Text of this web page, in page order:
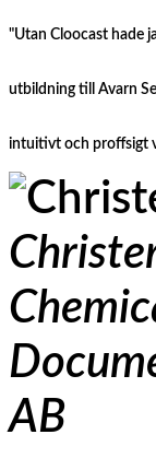
"Utan Cloocast hade
utbildning till Avarn
intuitivt och proffsigt
AB